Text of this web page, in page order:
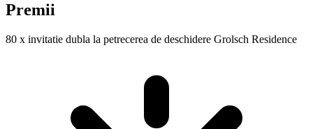
Premii
80 x invitatie dubla la petrecerea de deschidere Grolsch Residence